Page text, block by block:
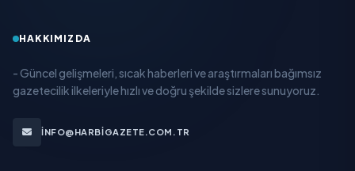
HAKKIMIZDA
- Güncel gelişmeleri, sıcak haberleri ve araştırmaları bağımsız
gazetecilik ilkeleriyle hızlı ve doğru şekilde sizlere sunuyoruz.
INFO@HARBIGAZETE.COM.TR